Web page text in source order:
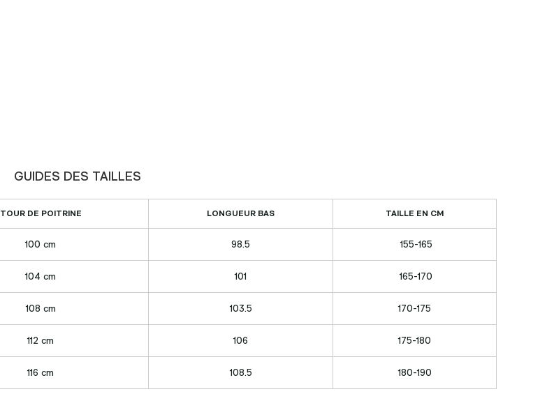
GUIDES DES TAILLES
TOUR DE POITRINE LONGUEUR BAS TAILLE EN CM
100 cm 98.5 155-165
104 cm 101 165-170
108 cm 103.5 170-175
112 cm 106 175-180
116 cm 108.5 180-190